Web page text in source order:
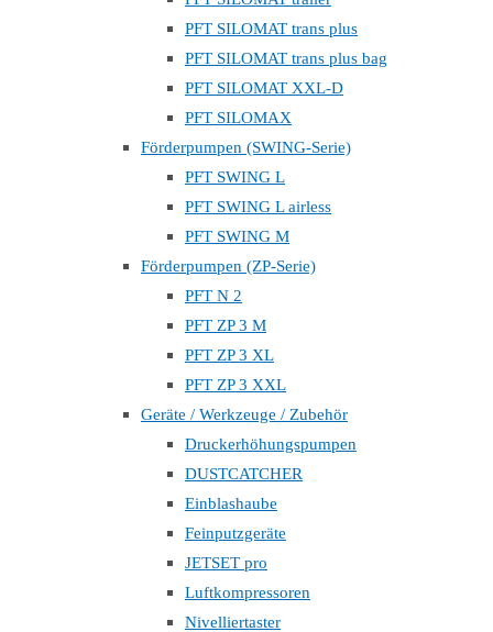
PFT SILOMAT trans plus
PFT SILOMAT trans plus bag
PFT SILOMAT XXL-D
PFT SILOMAX
Förderpumpen (SWING-Serie)
PFT SWING L
PFT SWING L airless
PFT SWING M
Förderpumpen (ZP-Serie)
PFT N 2
PFT ZP 3 M
PFT ZP 3 XL
PFT ZP 3 XXL
Geräte / Werkzeuge / Zubehör
Druckerhöhungspumpen
DUSTCATCHER
Einblashaube
Feinputzgeräte
JETSET pro
Luftkompressoren
Nivelliertaster